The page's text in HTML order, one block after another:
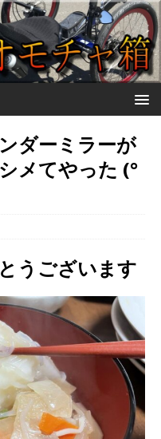
ダーミラーが
メてやった (°
うございます